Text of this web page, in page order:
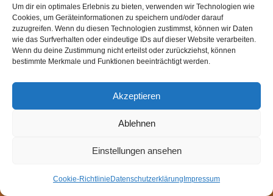
Um dir ein optimales Erlebnis zu bieten, verwenden wir Technologien wie
Cookies, um Geräteinformationen zu speichern und/oder darauf
zuzugreifen. Wenn du diesen Technologien zustimmst, können wir Daten
wie das Surfverhalten oder eindeutige IDs auf dieser Website verarbeiten.
Wenn du deine Zustimmung nicht erteilst oder zurückziehst, können
bestimmte Merkmale und Funktionen beeinträchtigt werden.
Akzeptieren
Ablehnen
Einstellungen ansehen
Cookie-Richtlinie Datenschutzerklärung Impressum
TAGEBUCH KONTAKT Impressum Datenschutz
Cookie-Richtlinie (EU)